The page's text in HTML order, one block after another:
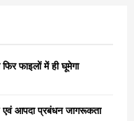
फाइलों में ही घूमेगा
एवं आपदा प्रबंधन जागरूकता